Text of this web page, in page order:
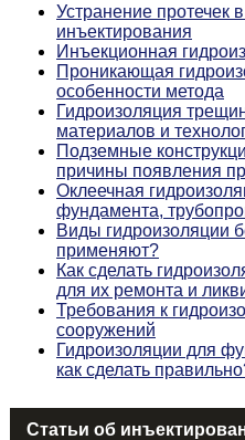
Устранение протечек
инъектирования
Инъекционная
Проникающая
особенности метода
Гидроизоляция
материалов и
Подземные
причины появления
Оклеечная
фундамента,
Виды гидроизоляции
применяют?
Как сделать
для их ремонта и
Требования к
сооружений
Гидроизоляции для
как сделать
Статьи об